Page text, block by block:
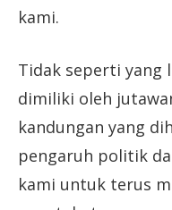
kami.
Tidak seperti yang
dimiliki oleh
kandungan yang
pengaruh politik
kami untuk terus